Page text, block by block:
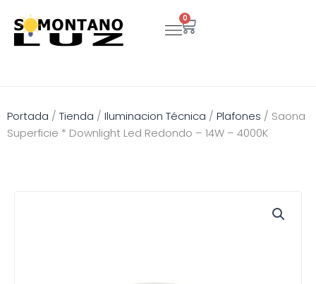
contenido
0
Carrito
Portada / Tienda / Iluminacion Técnica / Plafones / Saona
Superficie * Downlight Led Redondo – 14W – 4000K